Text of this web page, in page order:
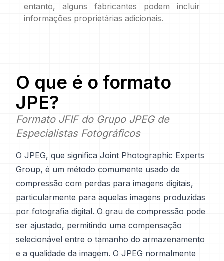
entanto, alguns fabricantes podem incluir
informações proprietárias adicionais.
O que é o formato
JPE?
Formato JFIF do Grupo JPEG de
Especialistas Fotográficos
O JPEG, que significa Joint Photographic Experts
Group, é um método comumente usado de
compressão com perdas para imagens digitais,
particularmente para aquelas imagens produzidas
por fotografia digital. O grau de compressão pode
ser ajustado, permitindo uma compensação
selecionável entre o tamanho do armazenamento
e a qualidade da imagem. O JPEG normalmente